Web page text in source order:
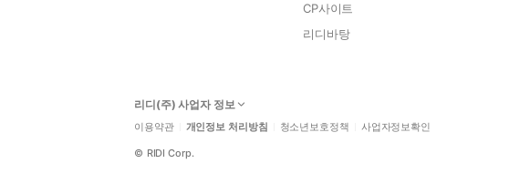
CP사이트
리디바탕
리디(주) 사업자 정보
이용약관 개인정보 처리방침 청소년보호정책 사업자정보확인
© RIDI Corp.